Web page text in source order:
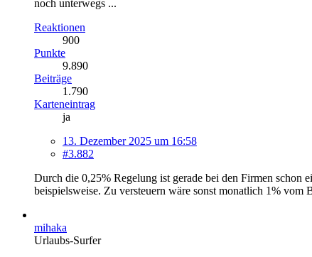
noch unterwegs ...
Reaktionen
900
Punkte
9.890
Beiträge
1.790
Karteneintrag
ja
13. Dezember 2025 um 16:58
#3.882
Durch die 0,25% Regelung ist gerade bei den Firmen
beispielsweise. Zu versteuern wäre sonst monatlich 1% vom
mihaka
Urlaubs-Surfer